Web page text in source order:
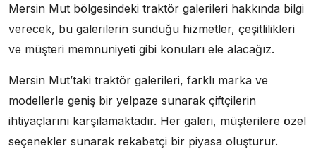
Mersin Mut bölgesindeki traktör galerileri hakkında bilgi
verecek, bu galerilerin sunduğu hizmetler, çeşitlilikleri
ve müşteri memnuniyeti gibi konuları ele alacağız.
Mersin Mut’taki traktör galerileri, farklı marka ve
modellerle geniş bir yelpaze sunarak çiftçilerin
ihtiyaçlarını karşılamaktadır. Her galeri, müşterilere özel
seçenekler sunarak rekabetçi bir piyasa oluşturur.